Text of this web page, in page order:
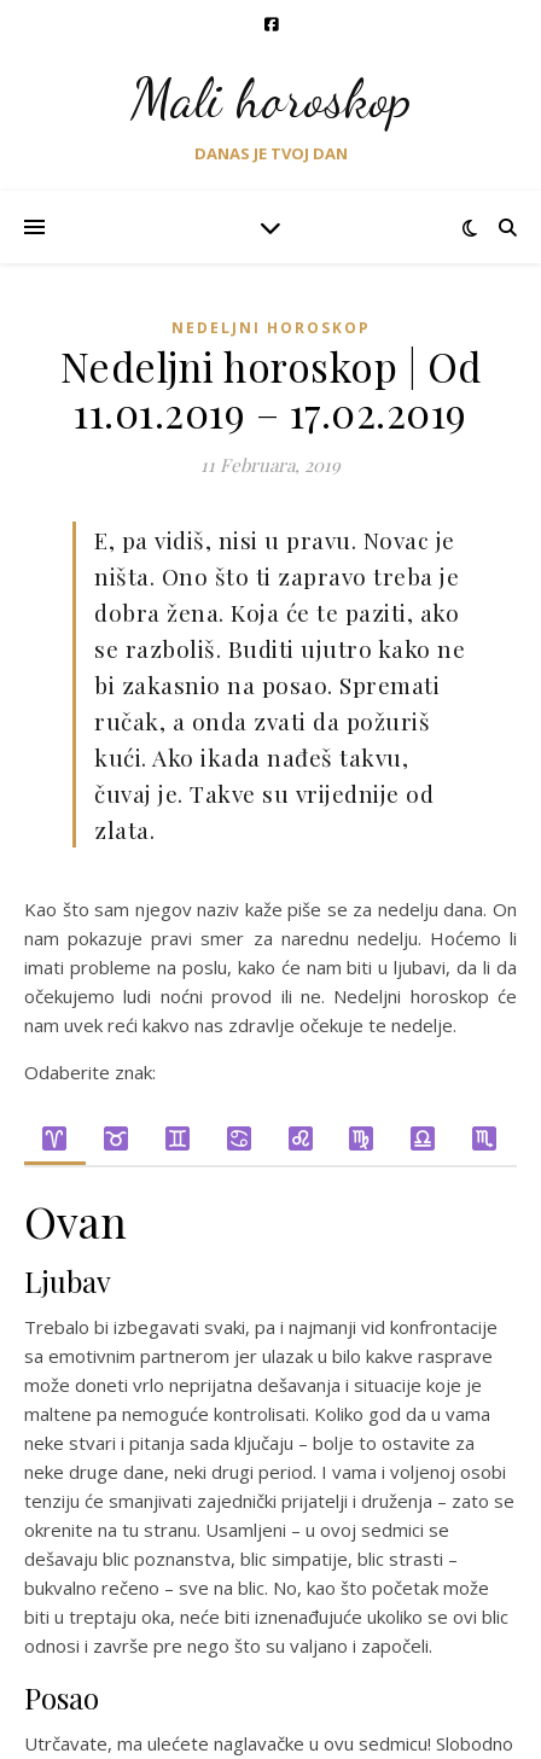
Mali horoskop
DANAS JE TVOJ DAN
NEDELJNI HOROSKOP
Nedeljni horoskop | Od
11.01.2019 – 17.02.2019
11 Februara, 2019
E, pa vidiš, nisi u pravu. Novac je
ništa. Ono što ti zapravo treba je
dobra žena. Koja će te paziti, ako
se razboliš. Buditi ujutro kako ne
bi zakasnio na posao. Spremati
ručak, a onda zvati da požuriš
kući. Ako ikada nađeš takvu,
čuvaj je. Takve su vrijednije od
zlata.
Kao što sam njegov naziv kaže piše se za nedelju dana. On
nam pokazuje pravi smer za narednu nedelju. Hoćemo li
imati probleme na poslu, kako će nam biti u ljubavi, da li da
očekujemo ludi noćni provod ili ne. Nedeljni horoskop će
nam uvek reći kakvo nas zdravlje očekuje te nedelje.
Odaberite znak:
Ovan
Ljubav
Trebalo bi izbegavati svaki, pa i najmanji vid konfrontacije
sa emotivnim partnerom jer ulazak u bilo kakve rasprave
može doneti vrlo neprijatna dešavanja i situacije koje je
maltene pa nemoguće kontrolisati. Koliko god da u vama
neke stvari i pitanja sada ključaju – bolje to ostavite za
neke druge dane, neki drugi period. I vama i voljenoj osobi
tenziju će smanjivati zajednički prijatelji i druženja – zato se
okrenite na tu stranu. Usamljeni – u ovoj sedmici se
dešavaju blic poznanstva, blic simpatije, blic strasti –
bukvalno rečeno – sve na blic. No, kao što početak može
biti u treptaju oka, neće biti iznenađujuće ukoliko se ovi blic
odnosi i završe pre nego što su valjano i započeli.
Posao
Utrčavate, ma ulećete naglavačke u ovu sedmicu! Slobodno